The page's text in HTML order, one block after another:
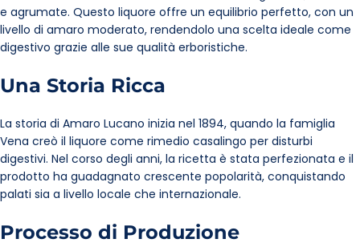
e agrumate. Questo liquore offre un equilibrio perfetto, con un
livello di amaro moderato, rendendolo una scelta ideale come
digestivo grazie alle sue qualità erboristiche.
Una Storia Ricca
La storia di Amaro Lucano inizia nel 1894, quando la famiglia
Vena creò il liquore come rimedio casalingo per disturbi
digestivi. Nel corso degli anni, la ricetta è stata perfezionata e il
prodotto ha guadagnato crescente popolarità, conquistando
palati sia a livello locale che internazionale.
Processo di Produzione